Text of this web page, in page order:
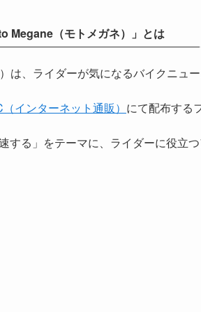
Megane（モトメガネ）」とは
は、ライダーが気になるバイクニュ
インターネット通販） にて配布する
する」をテーマに、ライダーに役立